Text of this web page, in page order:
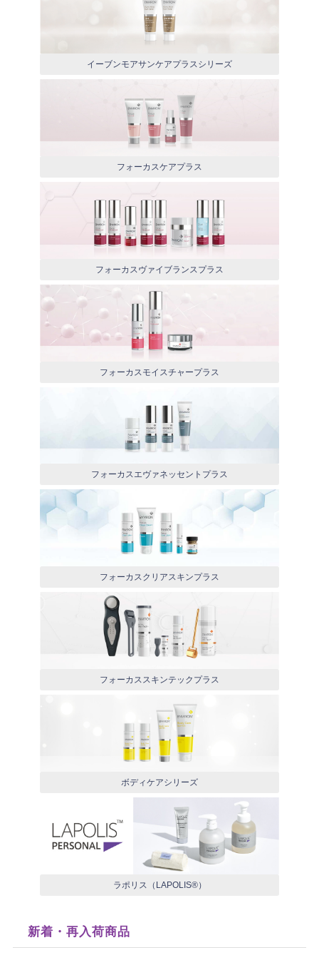
イーブンモアサンケアプラスシリーズ
フォーカスケアプラス
フォーカスヴァイブランスプラス
フォーカスモイスチャープラス
フォーカスエヴァネッセントプラス
フォーカスクリアスキンプラス
フォーカススキンテックプラス
ボディケアシリーズ
ラポリス（LAPOLIS®）
新着・再入荷商品